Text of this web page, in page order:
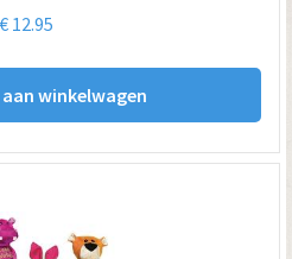
€ 12.95
winkelwagen